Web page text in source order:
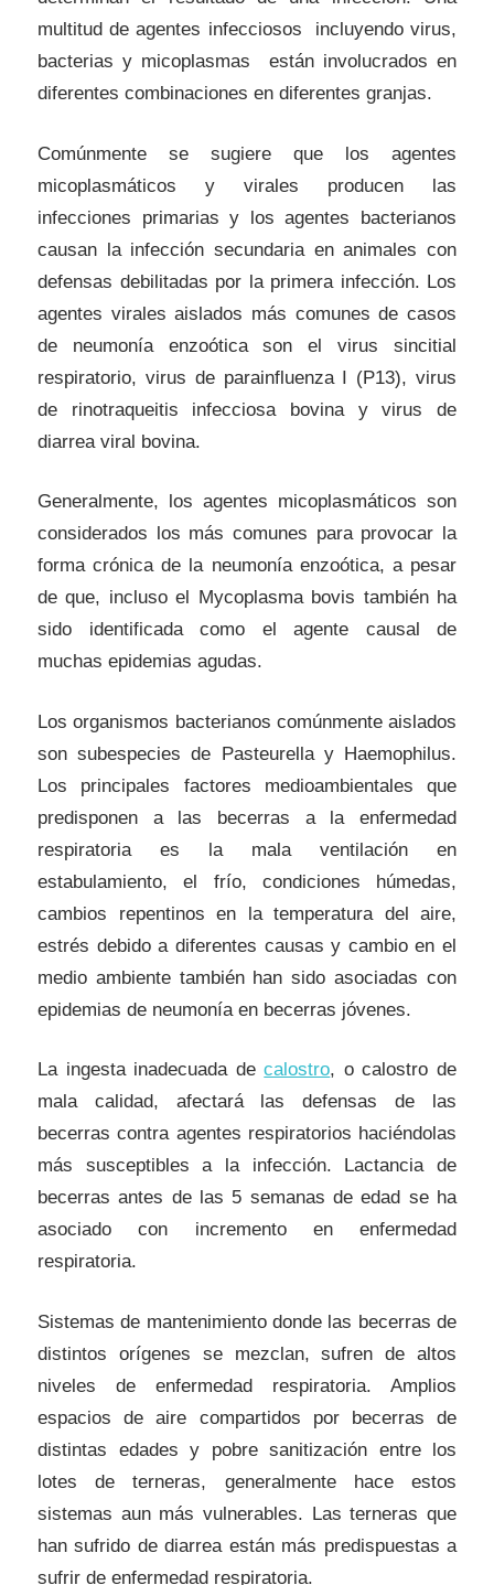
multitud de agentes infecciosos incluyendo virus,
bacterias y micoplasmas están involucrados en
diferentes combinaciones en diferentes granjas.
Comúnmente se sugiere que los agentes
micoplasmáticos y virales producen las
infecciones primarias y los agentes bacterianos
causan la infección secundaria en animales con
defensas debilitadas por la primera infección. Los
agentes virales aislados más comunes de casos
de neumonía enzoótica son el virus sincitial
respiratorio, virus de parainfluenza I (P13), virus
de rinotraqueitis infecciosa bovina y virus de
diarrea viral bovina.
Generalmente, los agentes micoplasmáticos son
considerados los más comunes para provocar la
forma crónica de la neumonía enzoótica, a pesar
de que, incluso el Mycoplasma bovis también ha
sido identificada como el agente causal de
muchas epidemias agudas.
Los organismos bacterianos comúnmente aislados
son subespecies de Pasteurella y Haemophilus.
Los principales factores medioambientales que
predisponen a las becerras a la enfermedad
respiratoria es la mala ventilación en
estabulamiento, el frío, condiciones húmedas,
cambios repentinos en la temperatura del aire,
estrés debido a diferentes causas y cambio en el
medio ambiente también han sido asociadas con
epidemias de neumonía en becerras jóvenes.
La ingesta inadecuada decalostro, o calostro de
mala calidad, afectará las defensas de las
becerras contra agentes respiratorios haciéndolas
más susceptibles a la infección. Lactancia de
becerras antes de las 5 semanas de edad se ha
asociado con incremento en enfermedad
respiratoria.
Sistemas de mantenimiento donde las becerras de
distintos orígenes se mezclan, sufren de altos
niveles de enfermedad respiratoria. Amplios
espacios de aire compartidos por becerras de
distintas edades y pobre sanitización entre los
lotes de terneras, generalmente hace estos
sistemas aun más vulnerables. Las terneras que
han sufrido de diarrea están más predispuestas a
sufrir de enfermedad respiratoria.